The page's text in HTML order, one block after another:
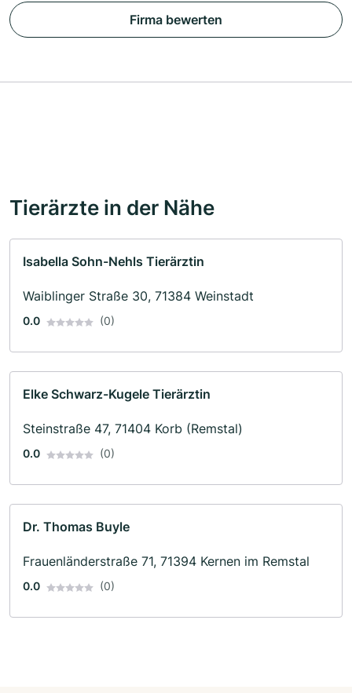
Firma bewerten
Tierärzte in der Nähe
Isabella Sohn-Nehls Tierärztin
Waiblinger Straße 30, 71384 Weinstadt
0.0 (0)
Elke Schwarz-Kugele Tierärztin
Steinstraße 47, 71404 Korb (Remstal)
0.0 (0)
Dr. Thomas Buyle
Frauenländerstraße 71, 71394 Kernen im Remstal
0.0 (0)